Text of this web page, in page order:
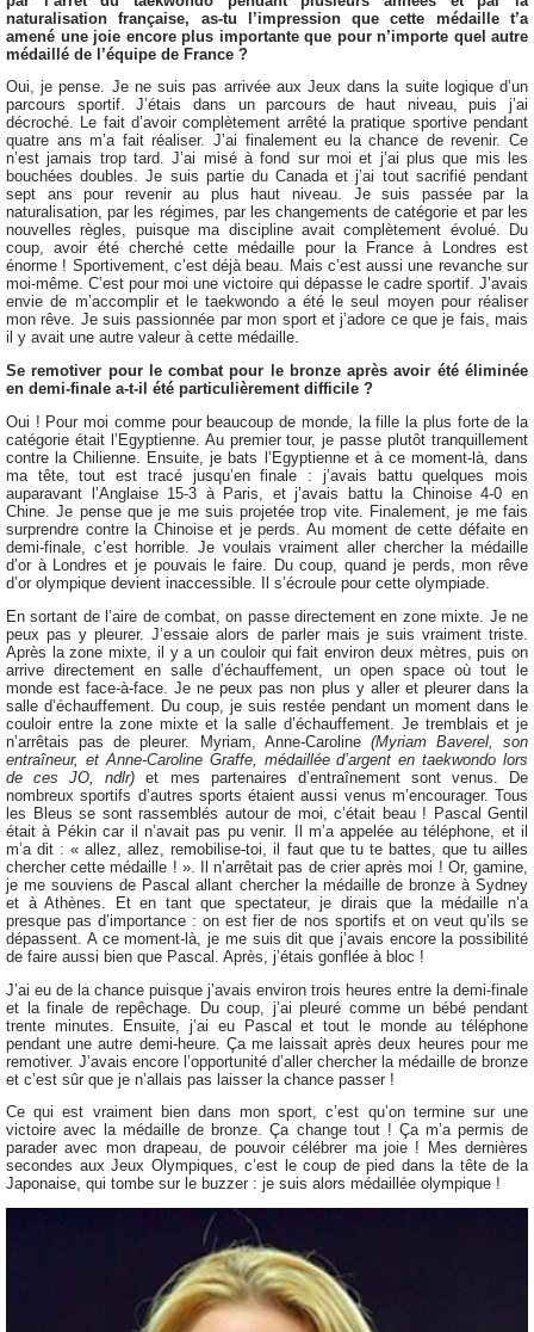
naturalisation française, as-tu l’impression que cette médaille t’a
amené une joie encore plus importante que pour n’importe quel autre
médaillé de l’équipe de France ?
Oui, je pense. Je ne suis pas arrivée aux Jeux dans la suite logique d’un
parcours sportif. J’étais dans un parcours de haut niveau, puis j’ai
décroché. Le fait d’avoir complètement arrêté la pratique sportive pendant
quatre ans m’a fait réaliser. J’ai finalement eu la chance de revenir. Ce
n’est jamais trop tard. J’ai misé à fond sur moi et j’ai plus que mis les
bouchées doubles. Je suis partie du Canada et j’ai tout sacrifié pendant
sept ans pour revenir au plus haut niveau. Je suis passée par la
naturalisation, par les régimes, par les changements de catégorie et par les
nouvelles règles, puisque ma discipline avait complètement évolué. Du
coup, avoir été cherché cette médaille pour la France à Londres est
énorme ! Sportivement, c’est déjà beau. Mais c’est aussi une revanche sur
moi-même. C’est pour moi une victoire qui dépasse le cadre sportif. J’avais
envie de m’accomplir et le taekwondo a été le seul moyen pour réaliser
mon rêve. Je suis passionnée par mon sport et j’adore ce que je fais, mais
il y avait une autre valeur à cette médaille.
Se remotiver pour le combat pour le bronze après avoir été éliminée
en demi-finale a-t-il été particulièrement difficile ?
Oui ! Pour moi comme pour beaucoup de monde, la fille la plus forte de la
catégorie était l’Egyptienne. Au premier tour, je passe plutôt tranquillement
contre la Chilienne. Ensuite, je bats l’Egyptienne et à ce moment-là, dans
ma tête, tout est tracé jusqu’en finale : j’avais battu quelques mois
auparavant l’Anglaise 15-3 à Paris, et j’avais battu la Chinoise 4-0 en
Chine. Je pense que je me suis projetée trop vite. Finalement, je me fais
surprendre contre la Chinoise et je perds. Au moment de cette défaite en
demi-finale, c’est horrible. Je voulais vraiment aller chercher la médaille
d’or à Londres et je pouvais le faire. Du coup, quand je perds, mon rêve
d’or olympique devient inaccessible. Il s’écroule pour cette olympiade.
En sortant de l’aire de combat, on passe directement en zone mixte. Je ne
peux pas y pleurer. J’essaie alors de parler mais je suis vraiment triste.
Après la zone mixte, il y a un couloir qui fait environ deux mètres, puis on
arrive directement en salle d’échauffement, un open space où tout le
monde est face-à-face. Je ne peux pas non plus y aller et pleurer dans la
salle d’échauffement. Du coup, je suis restée pendant un moment dans le
couloir entre la zone mixte et la salle d’échauffement. Je tremblais et je
n’arrêtais pas de pleurer. Myriam, Anne-Caroline (Myriam Baverel, son
entraîneur, et Anne-Caroline Graffe, médaillée d’argent en taekwondo lors
de ces JO, ndlr) et mes partenaires d’entraînement sont venus. De
nombreux sportifs d’autres sports étaient aussi venus m’encourager. Tous
les Bleus se sont rassemblés autour de moi, c’était beau ! Pascal Gentil
était à Pékin car il n’avait pas pu venir. Il m’a appelée au téléphone, et il
m’a dit : « allez, allez, remobilise-toi, il faut que tu te battes, que tu ailles
chercher cette médaille ! ». Il n’arrêtait pas de crier après moi ! Or, gamine,
je me souviens de Pascal allant chercher la médaille de bronze à Sydney
et à Athènes. Et en tant que spectateur, je dirais que la médaille n’a
presque pas d’importance : on est fier de nos sportifs et on veut qu’ils se
dépassent. A ce moment-là, je me suis dit que j’avais encore la possibilité
de faire aussi bien que Pascal. Après, j’étais gonflée à bloc !
J’ai eu de la chance puisque j’avais environ trois heures entre la demi-finale
et la finale de repêchage. Du coup, j’ai pleuré comme un bébé pendant
trente minutes. Ensuite, j’ai eu Pascal et tout le monde au téléphone
pendant une autre demi-heure. Ça me laissait après deux heures pour me
remotiver. J’avais encore l’opportunité d’aller chercher la médaille de bronze
et c’est sûr que je n’allais pas laisser la chance passer !
Ce qui est vraiment bien dans mon sport, c’est qu’on termine sur une
victoire avec la médaille de bronze. Ça change tout ! Ça m’a permis de
parader avec mon drapeau, de pouvoir célébrer ma joie ! Mes dernières
secondes aux Jeux Olympiques, c’est le coup de pied dans la tête de la
Japonaise, qui tombe sur le buzzer : je suis alors médaillée olympique !